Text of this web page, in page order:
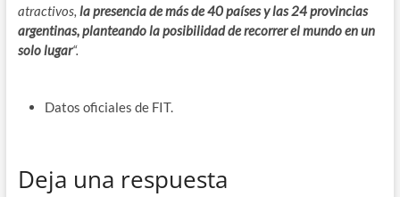
atractivos, la presencia de más de 40 países y las 24 provincias
argentinas, planteando la posibilidad de recorrer el mundo en un
solo lugar“.
Datos oficiales de FIT.
Deja una respuesta